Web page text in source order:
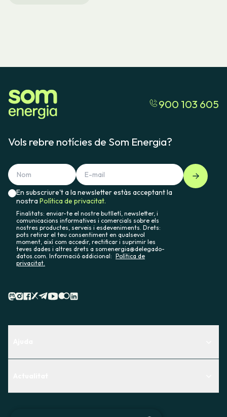
900 103 605
Vols rebre notícies de Som Energia?
En subscriure't a la newsletter estàs acceptant la
nostraPolítica de privacitat.
Finalitats: enviar-te el nostre butlletí, newsletter, i
comunicacions informatives i comercials sobre els
nostres productes, serveis i esdeveniments. Drets:
pots retirar el teu consentiment en qualsevol
moment, així com accedir, rectificar i suprimir les
teves dades i altres drets a somenergia@delegado-
datos.com. Informació addicional: Política de
privacitat.